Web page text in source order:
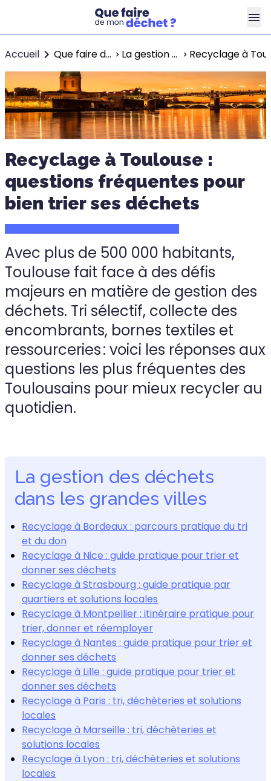
Accueil Que faire de mon déchet ? La gestion des déchets dans les grandes villes Recyclage à
Recyclage à Toulouse :
questions fréquentes pour
bien trier ses déchets
Avec plus de 500 000 habitants,
Toulouse fait face à des défis
majeurs en matière de gestion des
déchets. Tri sélectif, collecte des
encombrants, bornes textiles et
ressourceries : voici les réponses aux
questions les plus fréquentes des
Toulousains pour mieux recycler au
quotidien.
La gestion des déchets
dans les grandes villes
Recyclage à Bordeaux : parcours pratique du tri
et du don
Recyclage à Nice : guide pratique pour trier et
donner ses déchets
Recyclage à Strasbourg : guide pratique par
quartiers et solutions locales
Recyclage à Montpellier : itinéraire pratique pour
trier, donner et réemployer
Recyclage à Nantes : guide pratique pour trier et
donner ses déchets
Recyclage à Lille : guide pratique pour trier et
donner ses déchets
Recyclage à Paris : tri, déchèteries et solutions
locales
Recyclage à Marseille : tri, déchèteries et
solutions locales
Recyclage à Lyon : tri, déchèteries et solutions
locales